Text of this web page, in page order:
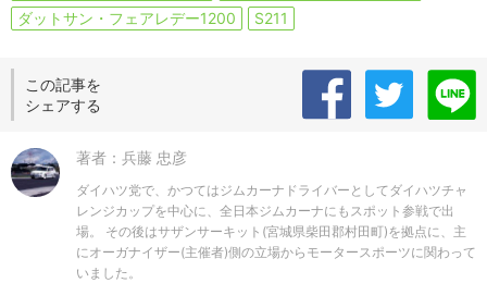
ダットサン・フェアレデー1200
S211
この記事を
シェアする
著者：兵藤 忠彦
ダイハツ党で、かつてはジムカーナドライバーとしてダイハツチャ
レンジカップを中心に、全日本ジムカーナにもスポット参戦で出
場。 その後はサザンサーキット(宮城県柴田郡村田町)を拠点に、主
にオーガナイザー(主催者)側の立場からモータースポーツに関わって
いました。